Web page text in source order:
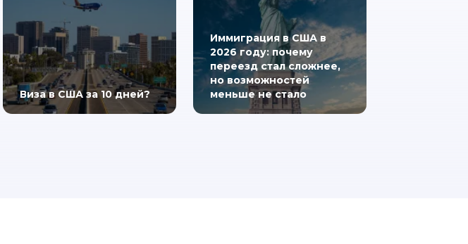
Виза в США за 10 дней?
Иммиграция в США в
2026 году: почему
переезд стал сложнее,
но возможностей
меньше не стало